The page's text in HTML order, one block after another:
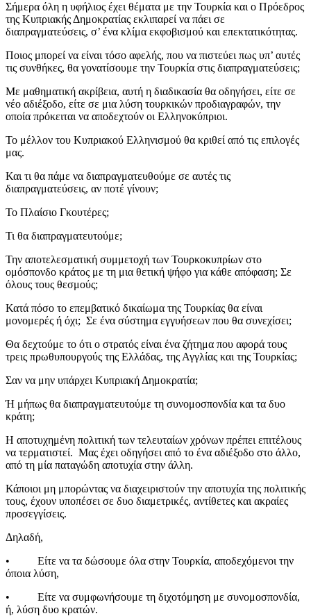
Σήμερα όλη η υφήλιος έχει θέματα με την Τουρκία και ο Πρόεδρος
της Κυπριακής Δημοκρατίας εκλιπαρεί να πάει σε
διαπραγματεύσεις, σ’ ένα κλίμα εκφοβισμού και επεκτατικότητας.
Ποιος μπορεί να είναι τόσο αφελής, που να πιστεύει πως υπ’ αυτές
τις συνθήκες, θα γονατίσουμε την Τουρκία στις διαπραγματεύσεις;
Με μαθηματική ακρίβεια, αυτή η διαδικασία θα οδηγήσει, είτε σε
νέο αδιέξοδο, είτε σε μια λύση τουρκικών προδιαγραφών, την
οποία πρόκειται να αποδεχτούν οι Ελληνοκύπριοι.
Το μέλλον του Κυπριακού Ελληνισμού θα κριθεί από τις επιλογές
μας.
Και τι θα πάμε να διαπραγματευθούμε σε αυτές τις
διαπραγματεύσεις, αν ποτέ γίνουν;
Το Πλαίσιο Γκουτέρες;
Τι θα διαπραγματευτούμε;
Την αποτελεσματική συμμετοχή των Τουρκοκυπρίων στο
ομόσπονδο κράτος με τη μια θετική ψήφο για κάθε απόφαση; Σε
όλους τους θεσμούς;
Κατά πόσο το επεμβατικό δικαίωμα της Τουρκίας θα είναι
μονομερές ή όχι; Σε ένα σύστημα εγγυήσεων που θα συνεχίσει;
Θα δεχτούμε το ότι ο στρατός είναι ένα ζήτημα που αφορά τους
τρεις πρωθυπουργούς της Ελλάδας, της Αγγλίας και της Τουρκίας;
Σαν να μην υπάρχει Κυπριακή Δημοκρατία;
Ή μήπως θα διαπραγματευτούμε τη συνομοσπονδία και τα δυο
κράτη;
Η αποτυχημένη πολιτική των τελευταίων χρόνων πρέπει επιτέλους
να τερματιστεί. Μας έχει οδηγήσει από το ένα αδιέξοδο στο άλλο,
από τη μία παταγώδη αποτυχία στην άλλη.
Κάποιοι μη μπορώντας να διαχειριστούν την αποτυχία της πολιτικής
τους, έχουν υποπέσει σε δυο διαμετρικές, αντίθετες και ακραίες
προσεγγίσεις.
Δηλαδή,
• Είτε να τα δώσουμε όλα στην Τουρκία, αποδεχόμενοι την
όποια λύση,
• Είτε να συμφωνήσουμε τη διχοτόμηση με συνομοσπονδία,
ή, λύση δυο κρατών.